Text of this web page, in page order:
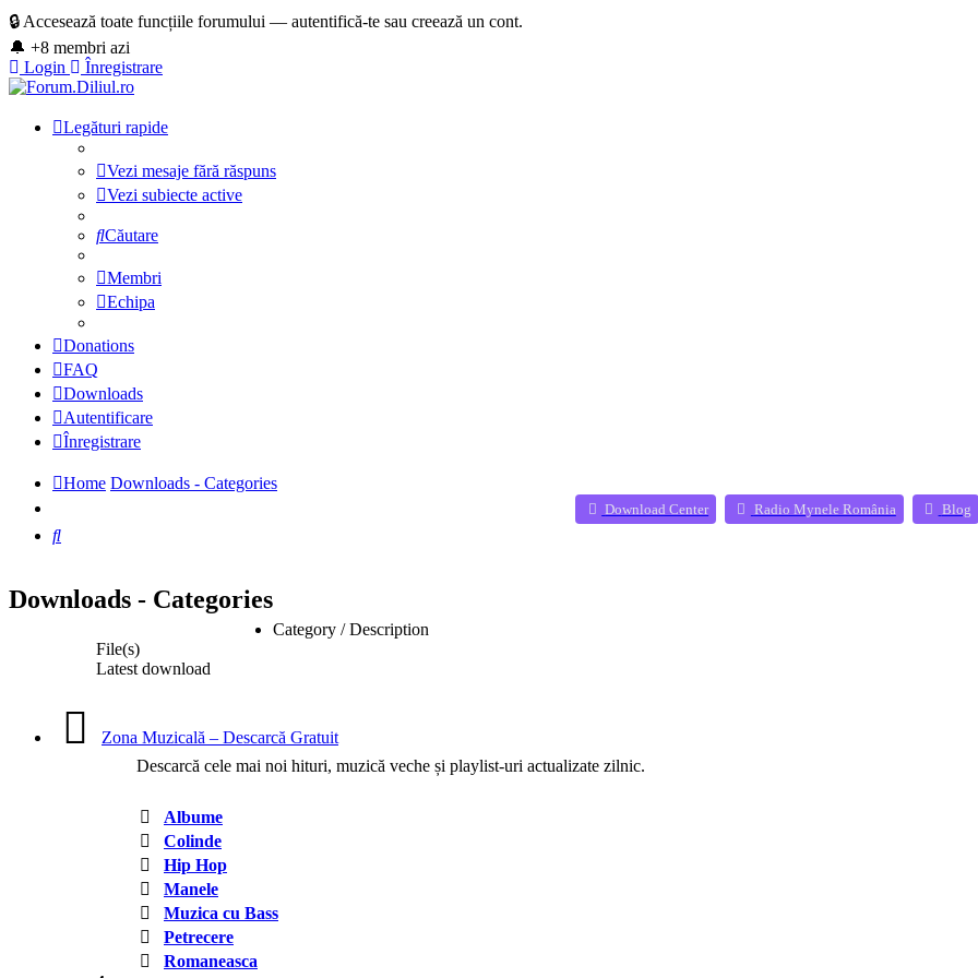
🔒 Accesează toate funcțiile forumului — autentifică-te sau creează un cont.
🔔 +8 membri azi
Login
Înregistrare
Legături rapide
Vezi mesaje fără răspuns
Vezi subiecte active
Căutare
Membri
Echipa
Donations
FAQ
Downloads
Autentificare
Înregistrare
Home Downloads - Categories
Download Center Radio Mynele România(Opens a new
Blog
Căutare
Downloads - Categories
Category / Description
File(s)
Latest download
Zona Muzicală – Descarcă Gratuit
Descarcă cele mai noi hituri, muzică veche și playlist-uri actualizate zilnic.
Albume
Colinde
Hip Hop
Manele
Muzica cu Bass
Petrecere
Romaneasca